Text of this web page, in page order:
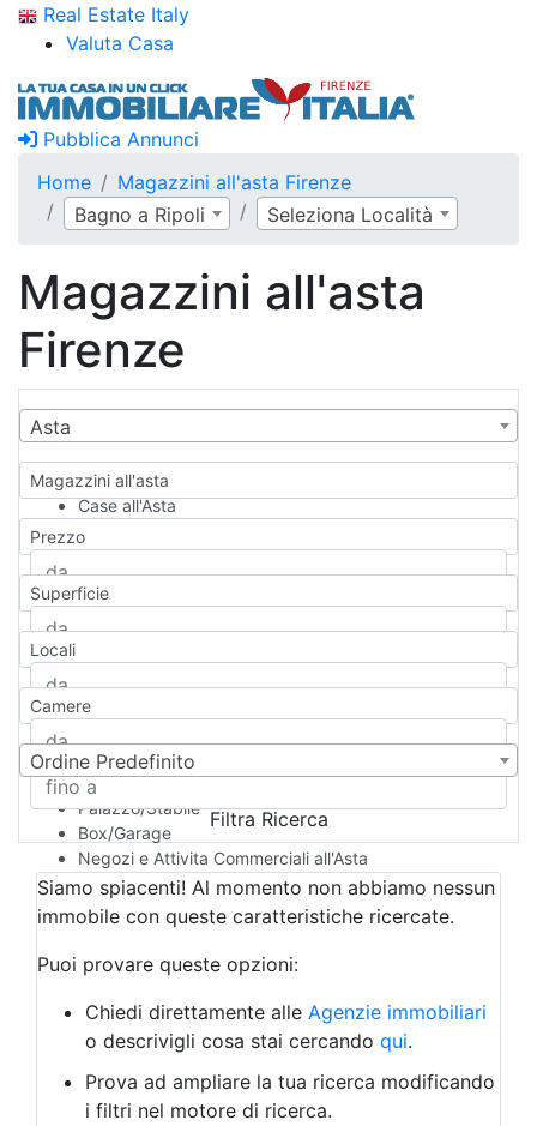
Real Estate Italy
Valuta Casa
Pubblica Annunci
Home
Magazzini all'asta Firenze
Bagno a Ripoli
Seleziona Località
Magazzini all'asta
Firenze
Asta
Magazzini all'asta
Case all'Asta
Qualsiasi
Appartamento
Casa indipendente
Casa Semi-indipendente
Attico/Mansarda
Rustico/Casale
Camera d'Albergo
Multiproprietà
Palazzo/Stabile
Box/Garage
Negozi e Attivita Commerciali all'Asta
Qualsiasi
Attività/Licenza Commerciale
Azienda Agricola
Bar/Ristorante
Albergo
Laboratorio Artigianale
Negozio/locale commerciale
Agriturismo
Magazzini
Prezzo
Superficie
Locali
Camere
Ordine Predefinito
Filtra Ricerca
Siamo spiacenti! Al momento non abbiamo nessun
immobile con queste caratteristiche ricercate.
Puoi provare queste opzioni:
Chiedi direttamente alle Agenzie immobiliari
o descrivigli cosa stai cercando qui.
Prova ad ampliare la tua ricerca modificando
i filtri nel motore di ricerca.